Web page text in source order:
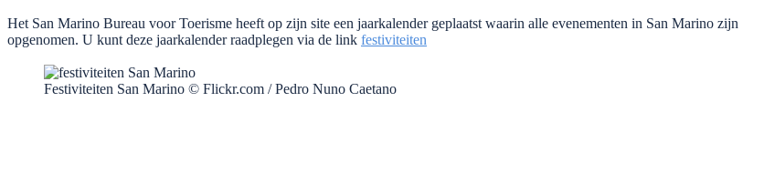
Het San Marino Bureau voor Toerisme heeft op zijn site een jaarkalender geplaatst waarin alle evenementen in San Marino zijn
opgenomen. U kunt deze jaarkalender raadplegen via de link festiviteiten
Festiviteiten San Marino © Flickr.com / Pedro Nuno Caetano